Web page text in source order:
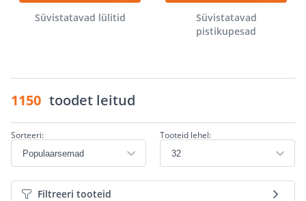
Süvistatavad lülitid
Süvistatavad
pistikupesad
1150 toodet leitud
Sorteeri: Tooteid lehel:
Filtreeri tooteid